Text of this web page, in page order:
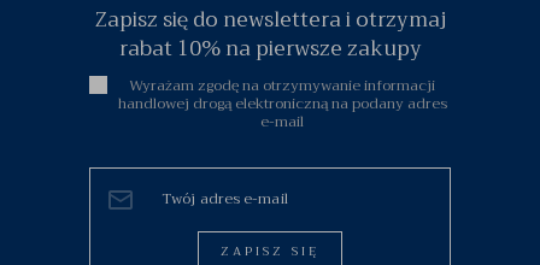
Zapisz się do newslettera i otrzymaj
rabat 10% na pierwsze zakupy
Wyrażam zgodę na otrzymywanie informacji
handlowej drogą elektroniczną na podany adres
e-mail
ZAPISZ SIĘ